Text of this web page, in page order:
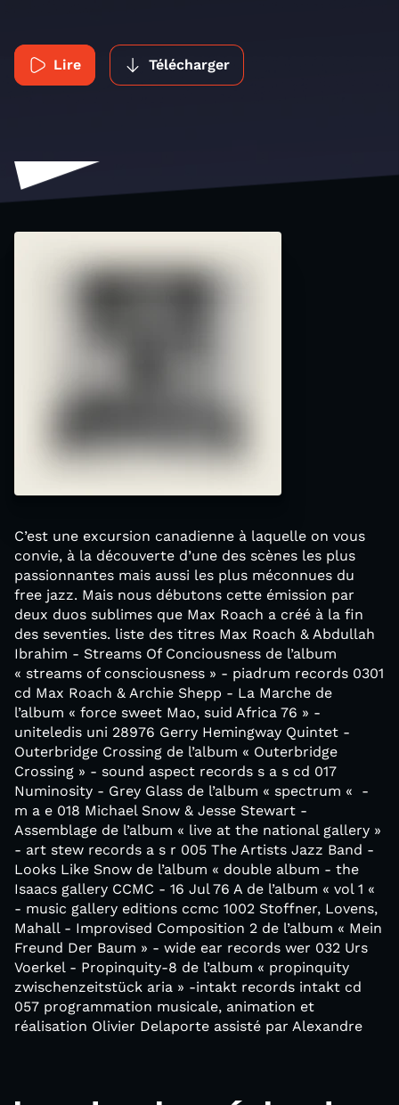
Lire Télécharger
C’est une excursion canadienne à laquelle on vous
convie, à la découverte d’une des scènes les plus
passionnantes mais aussi les plus méconnues du
free jazz. Mais nous débutons cette émission par
deux duos sublimes que Max Roach a créé à la fin
des seventies. liste des titres Max Roach & Abdullah
Ibrahim - Streams Of Conciousness de l’album
« streams of consciousness » - piadrum records 0301
cd Max Roach & Archie Shepp - La Marche de
l’album « force sweet Mao, suid Africa 76 » -
uniteledis uni 28976 Gerry Hemingway Quintet -
Outerbridge Crossing de l’album « Outerbridge
Crossing » - sound aspect records s a s cd 017
Numinosity - Grey Glass de l’album « spectrum « -
m a e 018 Michael Snow & Jesse Stewart -
Assemblage de l’album « live at the national gallery »
- art stew records a s r 005 The Artists Jazz Band -
Looks Like Snow de l’album « double album - the
Isaacs gallery CCMC - 16 Jul 76 A de l’album « vol 1 «
- music gallery editions ccmc 1002 Stoffner, Lovens,
Mahall - Improvised Composition 2 de l’album « Mein
Freund Der Baum » - wide ear records wer 032 Urs
Voerkel - Propinquity-8 de l’album « propinquity
zwischenzeitstück aria » -intakt records intakt cd
057 programmation musicale, animation et
réalisation Olivier Delaporte assisté par Alexandre